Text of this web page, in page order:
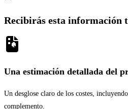
Recibirás esta información
Una estimación detallada del
Un desglose claro de los costes,
complemento.